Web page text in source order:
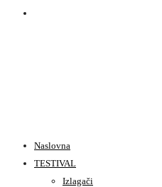
Naslovna
TESTIVAL
Izlagači